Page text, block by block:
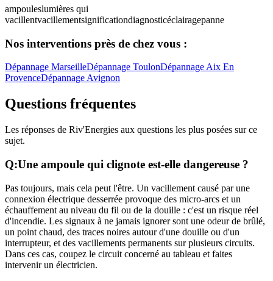
ampouleslumières qui
vacillentvacillementsignificationdiagnosticéclairagepanne
Nos interventions près de chez vous :
Dépannage MarseilleDépannage ToulonDépannage Aix En
ProvenceDépannage Avignon
Questions fréquentes
Les réponses de Riv'Energies aux questions les plus posées sur ce
sujet.
Q:Une ampoule qui clignote est-elle dangereuse ?
Pas toujours, mais cela peut l'être. Un vacillement causé par une
connexion électrique desserrée provoque des micro-arcs et un
échauffement au niveau du fil ou de la douille : c'est un risque réel
d'incendie. Les signaux à ne jamais ignorer sont une odeur de brûlé,
un point chaud, des traces noires autour d'une douille ou d'un
interrupteur, et des vacillements permanents sur plusieurs circuits.
Dans ces cas, coupez le circuit concerné au tableau et faites
intervenir un électricien.